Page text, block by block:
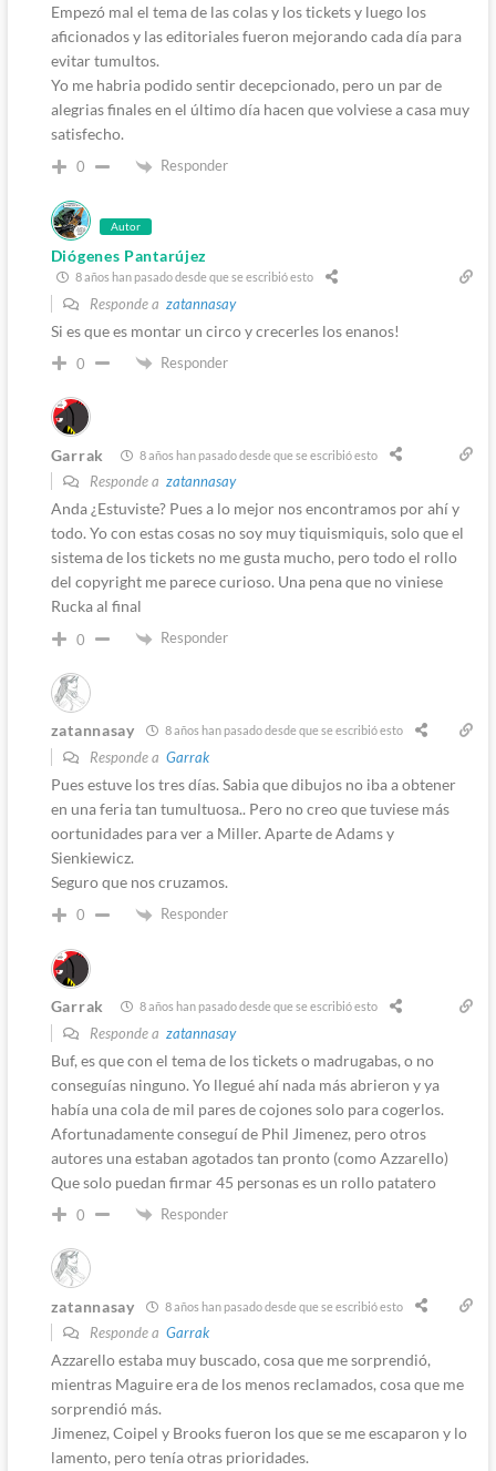
Empezó mal el tema de las colas y los tickets y luego los
aficionados y las editoriales fueron mejorando cada día para
evitar tumultos.
Yo me habria podido sentir decepcionado, pero un par de
alegrias finales en el último día hacen que volviese a casa muy
satisfecho.
0 Responder
Autor
Diógenes Pantarújez
8 años han pasado desde que se escribió esto
Responde a zatannasay
Si es que es montar un circo y crecerles los enanos!
0 Responder
Garrak 8 años han pasado desde que se escribió esto
Responde a zatannasay
Anda ¿Estuviste? Pues a lo mejor nos encontramos por ahí y
todo. Yo con estas cosas no soy muy tiquismiquis, solo que el
sistema de los tickets no me gusta mucho, pero todo el rollo
del copyright me parece curioso. Una pena que no viniese
Rucka al final
0 Responder
zatannasay 8 años han pasado desde que se escribió esto
Responde a Garrak
Pues estuve los tres días. Sabia que dibujos no iba a obtener
en una feria tan tumultuosa.. Pero no creo que tuviese más
oortunidades para ver a Miller. Aparte de Adams y
Sienkiewicz.
Seguro que nos cruzamos.
0 Responder
Garrak 8 años han pasado desde que se escribió esto
Responde a zatannasay
Buf, es que con el tema de los tickets o madrugabas, o no
conseguías ninguno. Yo llegué ahí nada más abrieron y ya
había una cola de mil pares de cojones solo para cogerlos.
Afortunadamente conseguí de Phil Jimenez, pero otros
autores una estaban agotados tan pronto (como Azzarello)
Que solo puedan firmar 45 personas es un rollo patatero
0 Responder
zatannasay 8 años han pasado desde que se escribió esto
Responde a Garrak
Azzarello estaba muy buscado, cosa que me sorprendió,
mientras Maguire era de los menos reclamados, cosa que me
sorprendió más.
Jimenez, Coipel y Brooks fueron los que se me escaparon y lo
lamento, pero tenía otras prioridades.